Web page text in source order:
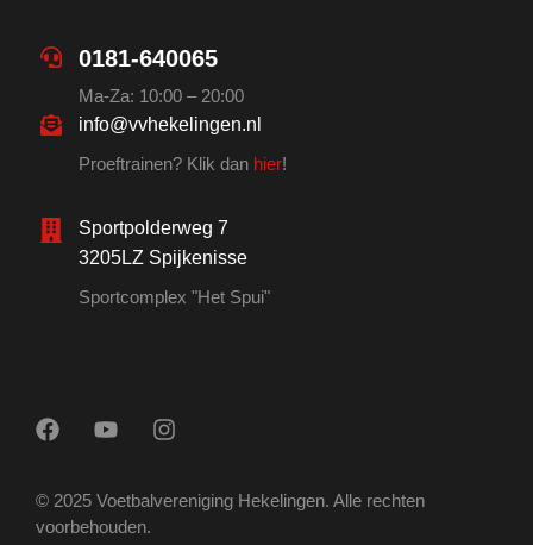
0181-640065
Ma-Za: 10:00 – 20:00
info@vvhekelingen.nl
Proeftrainen? Klik dan hier!
Sportpolderweg 7
3205LZ Spijkenisse
Sportcomplex "Het Spui"
© 2025 Voetbalvereniging Hekelingen. Alle rechten
voorbehouden.